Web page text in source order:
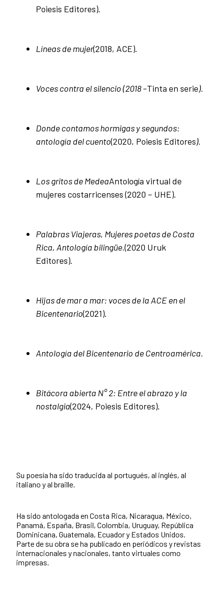
Poiesis Editores).
Líneas de mujer(2018, ACE).
Voces contra el silencio (2018 –Tinta en serie).
Donde contamos hormigas y segundos:
antología del cuento(2020, Poiesis Editores).
Los gritos de MedeaAntología virtual de
mujeres costarricenses (2020 – UHE).
Palabras Viajeras, Mujeres poetas de Costa
Rica, Antología bilingüe.(2020 Uruk
Editores).
Hijas de mar a mar: voces de la ACE en el
Bicentenario(2021).
Antología del Bicentenario de Centroamérica.
Bitácora abierta N° 2: Entre el abrazo y la
nostalgia(2024, Poiesis Editores).
Su poesía ha sido traducida al portugués, al inglés, al
italiano y al braille.
Ha sido antologada en Costa Rica, Nicaragua, México,
Panamá, España, Brasil, Colombia, Uruguay, República
Dominicana, Guatemala, Ecuador y Estados Unidos.
Parte de su obra se ha publicado en periódicos y revistas
internacionales y nacionales, tanto virtuales como
impresas.